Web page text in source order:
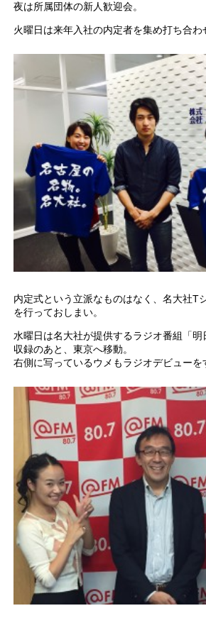
夜は所属団体の新人歓迎会。
火曜日は来年入社の内定者を集め打ち合わ
内定式という立派なものはなく、名大社T
を行っておしまい。
水曜日は名大社が提供するラジオ番組「
収録のあと、東京へ移動。
右側に写っているウメもラジオデビューを